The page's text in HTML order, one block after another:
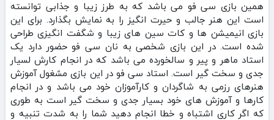
همین بازی سی فو می باشد که به طرز زیبا و جذابی توانسته
است این هنر جالب و حیرت انگیز را به نمایش بگذارد. برای این
بازی انیمیشن ها و کات سین های زیبا و شگفت انگیزی طراحی
شده است. در این بازی شخصی به نان سی فو حضور دارد یک
استاد ماهر و پیر و سالخورده می باشد که در انجام کارش لسیار
جدی و سخت گیر است. استاد سی فو در این بازی مشغول آموزش
هنرهای رزمی به شاگردان و کارآموزان خود می باشد و در انجام
کارها و آموزش های خود بسیار جدی و سخت گیر است به طوری
که اگر کاری اشتباه و خطا انجام دهید شما را به شدت تنبیه و